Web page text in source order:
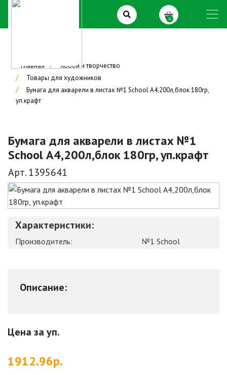
0
Главная
Хобби и творчество
Товары для художников
Бумага для акварели в листах №1 School А4,200л,блок 180гр,
уп.крафт
Бумага для акварели в листах №1
School А4,200л,блок 180гр, уп.крафт
Арт. 1395641
Характеристики:
Производитель: №1 School
Описание:
Цена за уп.
1912.96р.